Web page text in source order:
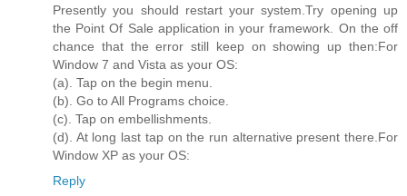
Presently you should restart your system.Try opening up
the Point Of Sale application in your framework. On the off
chance that the error still keep on showing up then:For
Window 7 and Vista as your OS:
(a). Tap on the begin menu.
(b). Go to All Programs choice.
(c). Tap on embellishments.
(d). At long last tap on the run alternative present there.For
Window XP as your OS:
Reply